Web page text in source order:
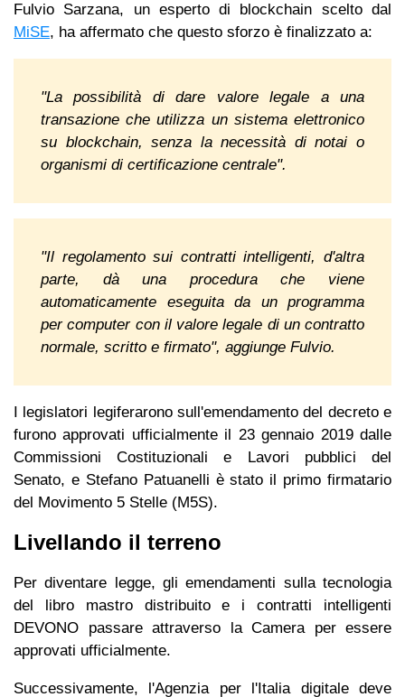
Fulvio Sarzana, un esperto di blockchain scelto dal
MiSE, ha affermato che questo sforzo è finalizzato a:
"La possibilità di dare valore legale a una
transazione che utilizza un sistema elettronico
su blockchain, senza la necessità di notai o
organismi di certificazione centrale".
"Il regolamento sui contratti intelligenti, d'altra
parte, dà una procedura che viene
automaticamente eseguita da un programma
per computer con il valore legale di un contratto
normale, scritto e firmato", aggiunge Fulvio.
I legislatori legiferarono sull'emendamento del decreto e
furono approvati ufficialmente il 23 gennaio 2019 dalle
Commissioni Costituzionali e Lavori pubblici del
Senato, e Stefano Patuanelli è stato il primo firmatario
del Movimento 5 Stelle (M5S).
Livellando il terreno
Per diventare legge, gli emendamenti sulla tecnologia
del libro mastro distribuito e i contratti intelligenti
DEVONO passare attraverso la Camera per essere
approvati ufficialmente.
Successivamente, l'Agenzia per l'Italia digitale deve